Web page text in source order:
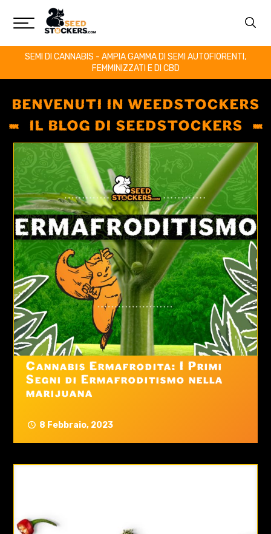
SEMI DI CANNABIS - AMPIA GAMMA DI SEMI AUTOFIORENTI,
FEMMINIZZATI E DI CBD
BENVENUTI IN WEEDSTOCKERS
IL BLOG DI SEEDSTOCKERS
8 Febbraio, 2023
Cannabis Ermafrodita: I Primi
Segni di Ermafroditismo nella
marijuana